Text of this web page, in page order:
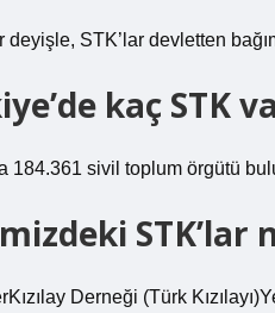
deyişle, STK’lar devletten
kaç STK
184.361 sivil toplum örgütü
STK’lar
Derneği (Türk